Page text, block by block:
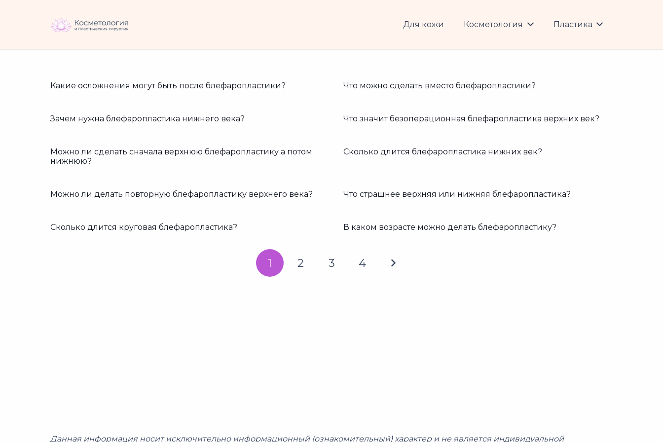
Для кожи Косметология Пластика
Какие осложнения могут быть после блефаропластики? Что можно сделать вместо блефаропластики?
Зачем нужна блефаропластика нижнего века? Что значит безоперационная блефаропластика верхних век?
Можно ли сделать сначала верхнюю блефаропластику а потом
нижнюю?
Сколько длится блефаропластика нижних век?
Можно ли делать повторную блефаропластику верхнего века? Что страшнее верхняя или нижняя блефаропластика?
Сколько длится круговая блефаропластика? В каком возрасте можно делать блефаропластику?
1 2 3 4
Данная информация носит исключительно информационный (ознакомительный) характер и не является индивидуальной